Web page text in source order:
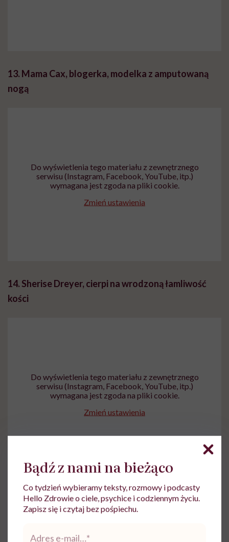
13. Mama Cax, blogerka, modelka z amputowaną
nogą
Do wyświetlenia tego materiału z zewnętrznego
serwisu (Instagram, Facebook, YouTube, itp.)
wymagana jest zgoda na pliki cookie.
Zmień ustawienia
14. Sherise Dreyer, cierpi na wrodzoną łamliwość
kości
Do wyświetlenia tego materiału z zewnętrznego
serwisu (Instagram, Facebook, YouTube, itp.)
wymagana jest zgoda na pliki cookie.
Zmień ustawienia
15. Kia Rogue, modelka na wózku
Bądź z nami na bieżąco
Co tydzień wybieramy teksty, rozmowy i podcasty
Hello Zdrowie o ciele, psychice i codziennym życiu.
Zapisz się i czytaj bez pośpiechu.